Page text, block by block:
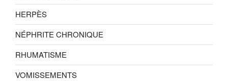
HERPÈS
NÉPHRITE CHRONIQUE
RHUMATISME
VOMISSEMENTS